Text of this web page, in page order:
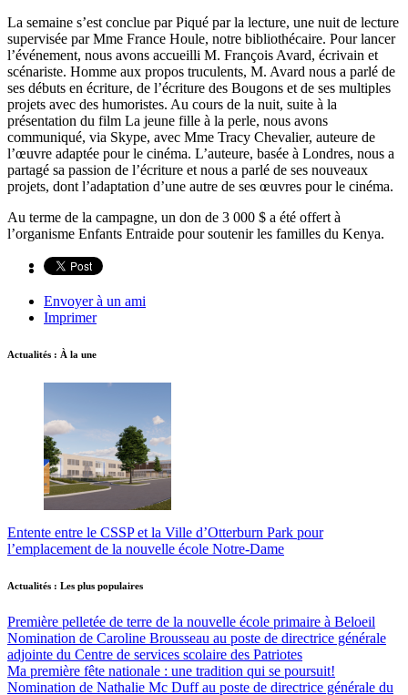
La semaine s’est conclue par Piqué par la lecture, une nuit de lecture
supervisée par Mme France Houle, notre bibliothécaire. Pour lancer
l’événement, nous avons accueilli M. François Avard, écrivain et
scénariste. Homme aux propos truculents, M. Avard nous a parlé de
ses débuts en écriture, de l’écriture des Bougons et de ses multiples
projets avec des humoristes. Au cours de la nuit, suite à la
présentation du film La jeune fille à la perle, nous avons
communiqué, via Skype, avec Mme Tracy Chevalier, auteure de
l’œuvre adaptée pour le cinéma. L’auteure, basée à Londres, nous a
partagé sa passion de l’écriture et nous a parlé de ses nouveaux
projets, dont l’adaptation d’une autre de ses œuvres pour le cinéma.
Au terme de la campagne, un don de 3 000 $ a été offert à
l’organisme Enfants Entraide pour soutenir les familles du Kenya.
Envoyer à un ami
Imprimer
Actualités : À la une
Entente entre le CSSP et la Ville d’Otterburn Park pour
l’emplacement de la nouvelle école Notre-Dame
Actualités : Les plus populaires
Première pelletée de terre de la nouvelle école primaire à Beloeil
Nomination de Caroline Brousseau au poste de directrice générale
adjointe du Centre de services scolaire des Patriotes
Ma première fête nationale : une tradition qui se poursuit!
Nomination de Nathalie Mc Duff au poste de directrice générale du